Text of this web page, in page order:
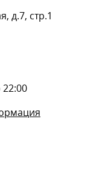
д.7, стр.1